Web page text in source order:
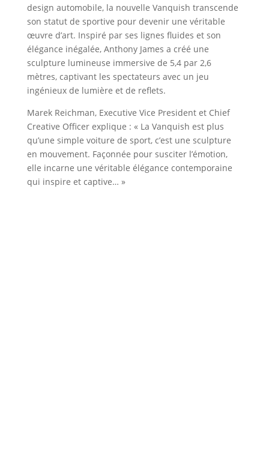
design automobile, la nouvelle Vanquish transcende
son statut de sportive pour devenir une véritable
œuvre d’art. Inspiré par ses lignes fluides et son
élégance inégalée, Anthony James a créé une
sculpture lumineuse immersive de 5,4 par 2,6
mètres, captivant les spectateurs avec un jeu
ingénieux de lumière et de reflets.
Marek Reichman, Executive Vice President et Chief
Creative Officer explique : « La Vanquish est plus
qu’une simple voiture de sport, c’est une sculpture
en mouvement. Façonnée pour susciter l’émotion,
elle incarne une véritable élégance contemporaine
qui inspire et captive… »